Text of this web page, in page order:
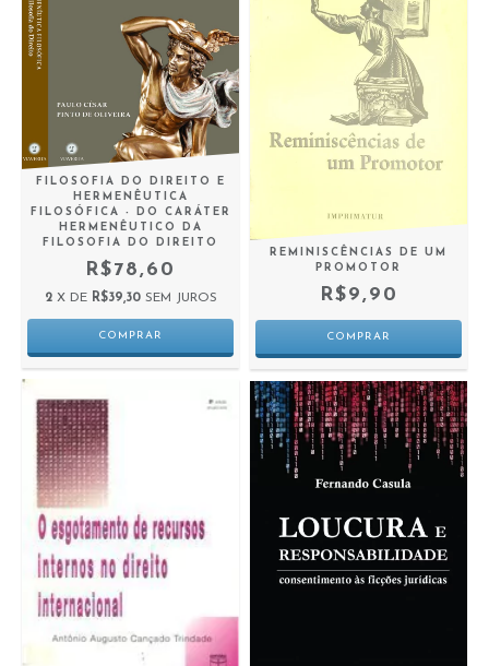
FILOSOFIA DO DIREITO E
HERMENÊUTICA
FILOSÓFICA - DO CARÁTER
HERMENÊUTICO DA
FILOSOFIA DO DIREITO
R$78,60
2 X DE R$39,30 SEM JUROS
REMINISCÊNCIAS DE UM
PROMOTOR
R$9,90